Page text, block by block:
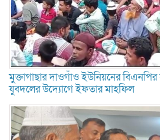
মুক্তাগাছার দাওগাঁও ইউনিয়নের
যুবদলের উদ্যোগে ইফতার মাহফিল